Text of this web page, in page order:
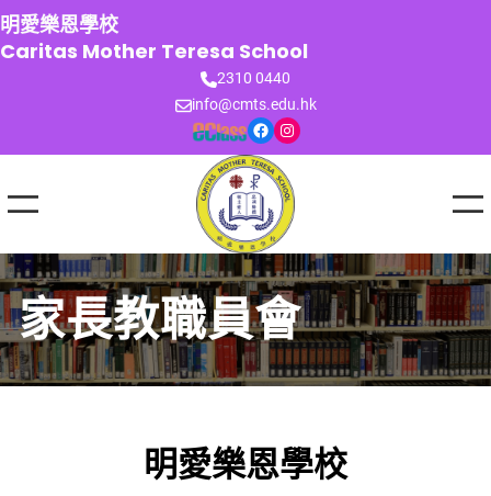
跳
至
主
明愛樂恩學校
Caritas Mother Teresa School
2310 0440
info@cmts.edu.hk
Facebook Instagram
家長教職員會
明愛樂恩學校